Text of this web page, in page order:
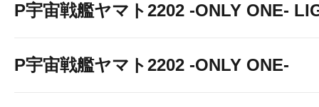
P宇宙戦艦ヤマト2202 -ONLY ONE-
P宇宙戦艦ヤマト2202 -ONLY ONE-